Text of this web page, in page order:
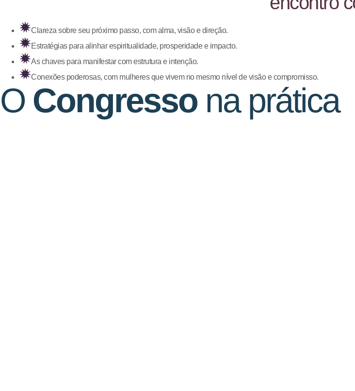
Clareza sobre seu próximo passo, com alma, visão e direção.
Estratégias para alinhar espiritualidade, prosperidade e impacto.
As chaves para manifestar com estrutura e intenção.
Conexões poderosas, com mulheres que vivem no mesmo nível de visão e compromisso.
O Congresso na prática